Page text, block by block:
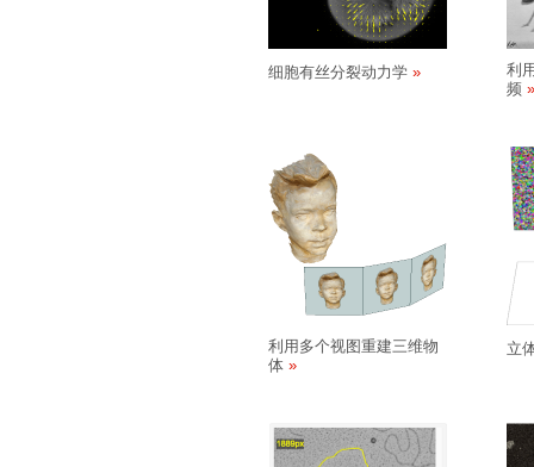
细胞有丝分裂动力学
利
频
利用多个视图重建三维物
体
立